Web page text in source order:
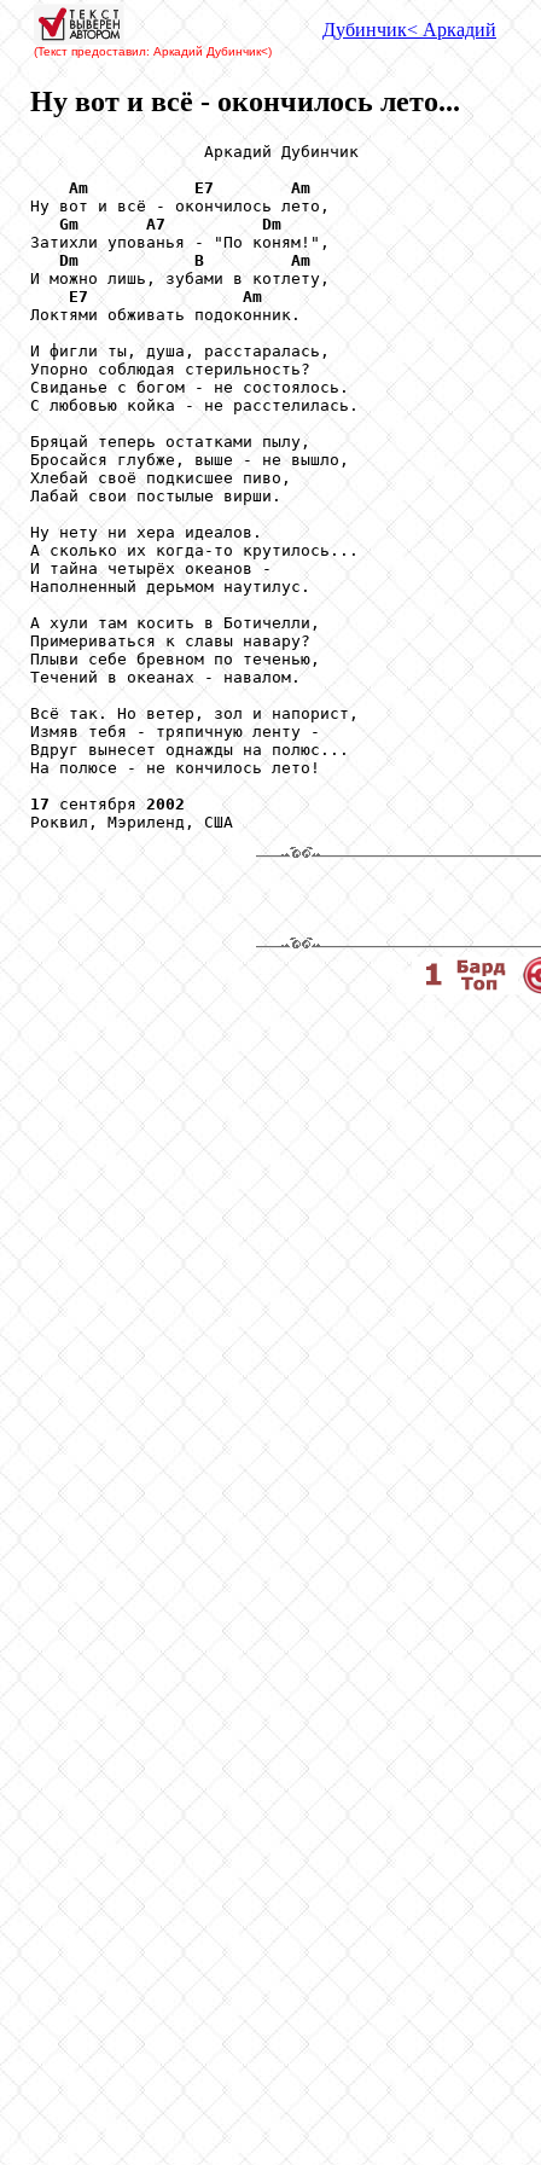
(Текст предоставил: Аркадий Дубинчик<)
Дубинчик< Аркадий
Ну вот и всё - окончилось лето...
                  Аркадий Дубинчик
Am
E7
Am
Ну вот и всё - окончилось лето,
Gm
A7
Dm
Затихли упованья - "По коням!",
Dm
B
Am
И можно лишь, зубами в котлету,
E7
Am
Локтями обживать подоконник.
И фигли ты, душа, расстаралась,
Упорно соблюдая стерильность?
Свиданье с богом - не состоялось.
С любовью койка - не расстелилась.
Бряцай теперь остатками пылу,
Бросайся глубже, выше - не вышло,
Хлебай своё подкисшее пиво,
Лабай свои постылые вирши.
Ну нету ни хера идеалов.
А сколько их когда-то крутилось...
И тайна четырёх океанов -
Наполненный дерьмом наутилус.
А хули там косить в Ботичелли,
Примериваться к славы навару?
Плыви себе бревном по теченью,
Течений в океанах - навалом.
Всё так. Но ветер, зол и напорист,
Измяв тебя - тряпичную ленту -
Вдруг вынесет однажды на полюс...
На полюсе - не кончилось лето!
17 сентября 2002
Роквил, Мэриленд, США